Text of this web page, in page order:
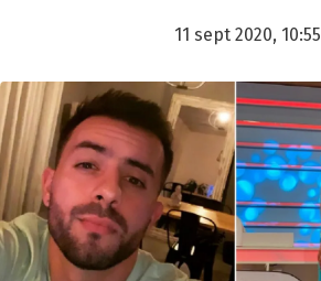
11 sept 2020, 10:55